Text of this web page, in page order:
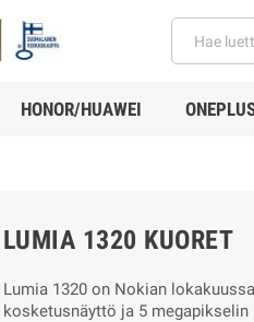
HONOR/HUAWEI
LUMIA 1320 KUORET
Lumia 1320 on Nokian
kosketusnäyttö ja 5